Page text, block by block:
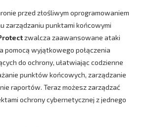
przed złośliwym oprogramowaniem
zarządzaniu punktami końcowymi
zwalcza zaawansowane ataki
pomocą wyjątkowego połączenia
do ochrony, ułatwiając codzienne
punktów końcowych, zarządzanie
raportów. Teraz możesz zarządzać
ochrony cybernetycznej z jednego